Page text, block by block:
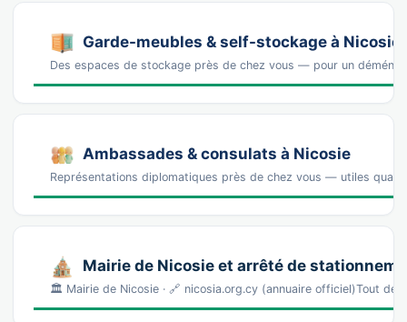
Garde-meubles & self-stockage à Nicosie
Des espaces de stockage près de chez vous — pour un
Ambassades & consulats à Nicosie
Représentations diplomatiques près de chez vous — utiles
Mairie de Nicosie et arrêté de
🏛️ Mairie de Nicosie · 🔗 nicosia.org.cy (annuaire officiel)Tout